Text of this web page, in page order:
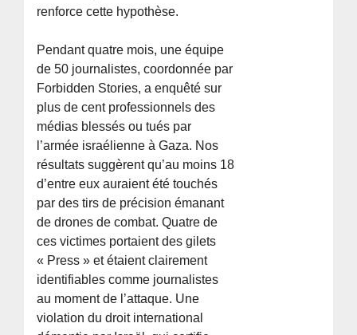
renforce cette hypothèse.
Pendant quatre mois, une équipe
de 50 journalistes, coordonnée par
Forbidden Stories, a enquêté sur
plus de cent professionnels des
médias blessés ou tués par
l’armée israélienne à Gaza. Nos
résultats suggèrent qu’au moins 18
d’entre eux auraient été touchés
par des tirs de précision émanant
de drones de combat. Quatre de
ces victimes portaient des gilets
« Press » et étaient clairement
identifiables comme journalistes
au moment de l’attaque. Une
violation du droit international